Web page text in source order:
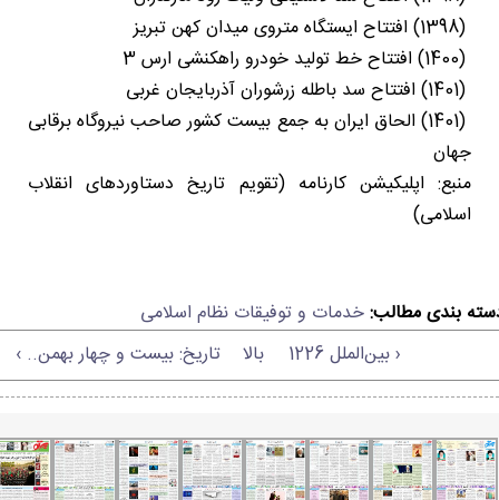
(1398) افتتاح ایستگاه متروی میدان کهن تبریز
(1400) افتتاح خط تولید خودرو راهکنشی ارس 3
(1401) افتتاح سد باطله زرشوران آذربایجان غربی
(1401) الحاق ایران به جمع بیست کشور صاحب نیروگاه برقابی
جهان
منبع: اپلیکیشن کارنامه (تقویم تاریخ دستاوردهای انقلاب
اسلامی)
بندی مطالب:خدمات و توفیقات نظام اسلامی
‹ بین‌الملل 1226
بالا تاریخ: بیست و چهار بهمن.. ›